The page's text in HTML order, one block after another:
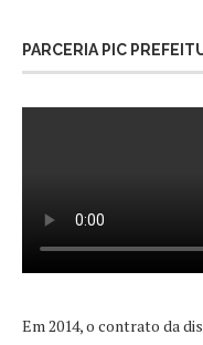
PARCERIA PIC
Em 2014, o contrato da